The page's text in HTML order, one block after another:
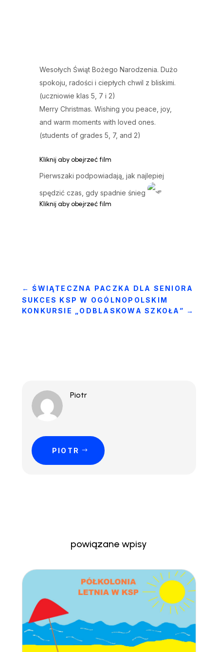
Wesołych Świąt Bożego Narodzenia. Dużo
spokoju, radości i ciepłych chwil z bliskimi.
(uczniowie klas 5, 7 i 2)
Merry Christmas. Wishing you peace, joy,
and warm moments with loved ones.
(students of grades 5, 7, and 2)
Kliknij aby obejrzeć film
Pierwszaki podpowiadają, jak najlepiej
spędzić czas, gdy spadnie śnieg
Kliknij aby obejrzeć film
←ŚWIĄTECZNA PACZKA DLA SENIORA
SUKCES KSP W OGÓLNOPOLSKIM
KONKURSIE „ODBLASKOWA SZKOŁA” →
Piotr
PIOTR
powiązane wpisy